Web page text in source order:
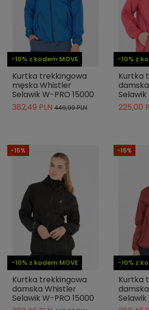
-10% z kodem MOVE
Kurtka trekkingowa
męska Whistler
Selawik W-PRO 15000
382,49 PLN 449,99 PLN
-10% z
Kurtka
Selawik
225,00
-10% z kodem MOVE
-15%
Kurtka trekkingowa
damska Whistler
Selawik W-PRO 15000
-10% z
-15%
Kurtka
Selawik